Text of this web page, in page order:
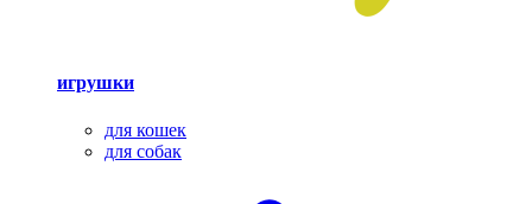
игрушки
для кошек
для собак